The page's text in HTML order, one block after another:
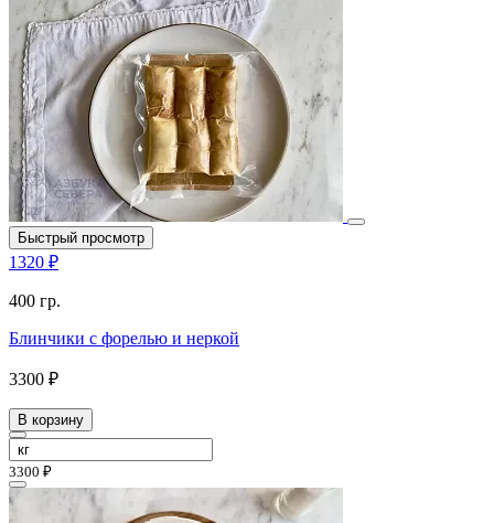
Быстрый просмотр
1320 ₽
400 гр.
Блинчики с форелью и неркой
3300 ₽
В корзину
3300 ₽